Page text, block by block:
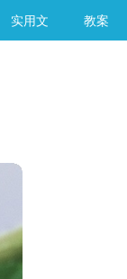
实用文 教案